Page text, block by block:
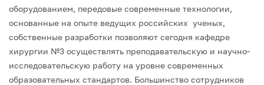
оборудованием, передовые современные технологии,
основанные на опыте ведущих российских ученых,
собственные разработки позволяют сегодня кафедре
хирургии №3 осуществлять преподавательскую и научно-
исследовательскую работу на уровне современных
образовательных стандартов. Большинство сотрудников